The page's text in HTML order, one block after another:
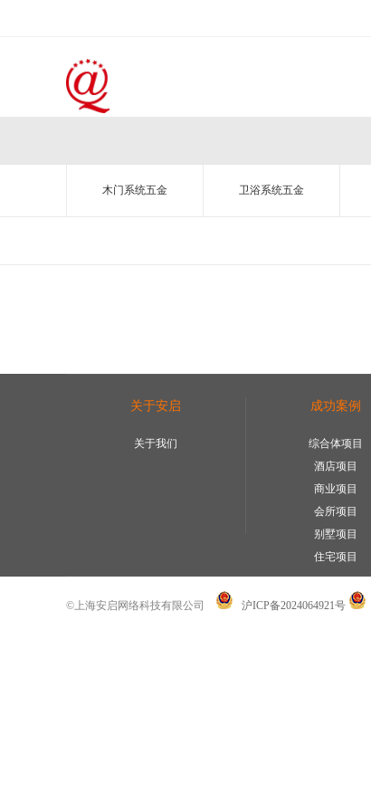
木门系统五金 卫浴系统五金
关于安启
关于我们
成功案例
综合体项目
酒店项目
商业项目
会所项目
别墅项目
住宅项目
©上海安启网络科技有限公司 沪ICP备2024064921号